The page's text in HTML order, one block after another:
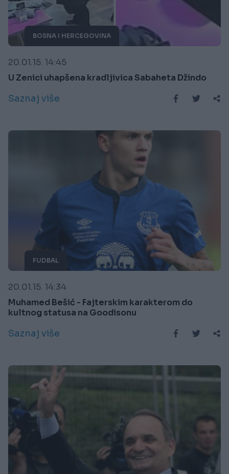
BOSNA I HERCEGOVINA
20.01.15. 14:45
U Zenici uhapšena kradljivica Sabaheta Džindo
Saznaj više
FUDBAL
20.01.15. 14:34
Muhamed Bešić - Fajterskim karakterom do
kultnog statusa na Goodisonu
Saznaj više